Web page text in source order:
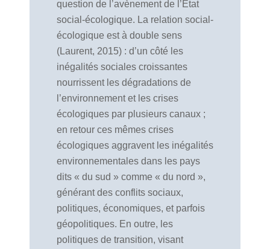
question de l’avènement de l’État
social-écologique. La relation social-
écologique est à double sens
(Laurent, 2015) : d’un côté les
inégalités sociales croissantes
nourrissent les dégradations de
l’environnement et les crises
écologiques par plusieurs canaux ;
en retour ces mêmes crises
écologiques aggravent les inégalités
environnementales dans les pays
dits « du sud » comme « du nord »,
générant des conflits sociaux,
politiques, économiques, et parfois
géopolitiques. En outre, les
politiques de transition, visant